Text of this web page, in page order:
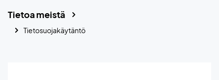
Tietoa meistä
Tietosuojakäytäntö